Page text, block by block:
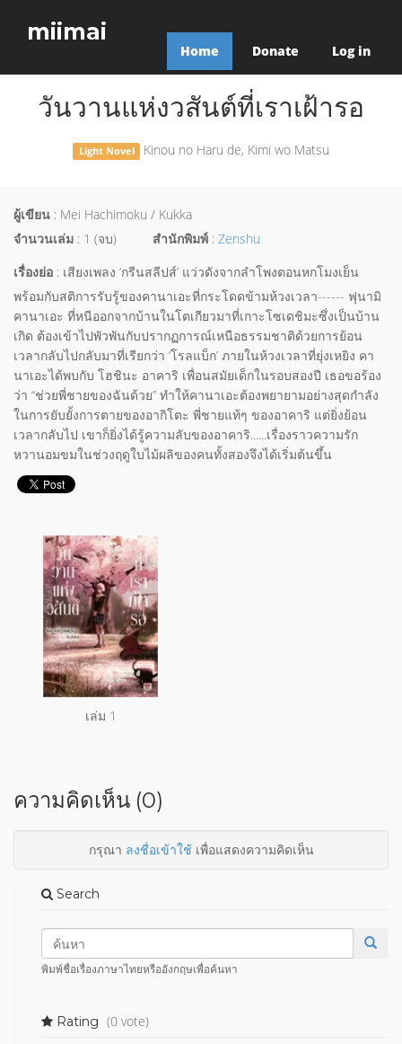
miimai
Home Donate Log in
วันวานแห่งวสันต์ที่เราเฝ้ารอ
Light Novel Kinou no Haru de, Kimi wo Matsu
ผู้เขียน : Mei Hachimoku / Kukka
จำนวนเล่ม : 1 (จบ) สำนักพิมพ์ : Zenshu
เรื่องย่อ : เสียงเพลง ‘กรีนสลีปส์’ แว่วดังจากลำโพงตอนหกโมงเย็น
พร้อมกับสติการรับรู้ของคานาเอะที่กระโดดข้ามห้วงเวลา------ ฟุนามิ
คานาเอะ ที่หนีออกจากบ้านในโตเกียวมาที่เกาะโซเดชิมะซึ่งเป็นบ้าน
เกิด ต้องเข้าไปพัวพันกับปรากฏการณ์เหนือธรรมชาติด้วยการย้อน
เวลากลับไปกลับมาที่เรียกว่า ‘โรลแบ็ก’ ภายในห้วงเวลาที่ยุ่งเหยิง คา
นาเอะได้พบกับ โฮชินะ อาคาริ เพื่อนสมัยเด็กในรอบสองปี เธอขอร้อง
ว่า “ช่วยพี่ชายของฉันด้วย” ทำให้คานาเอะต้องพยายามอย่างสุดกำลัง
ในการยับยั้งการตายของอากิโตะ พี่ชายแท้ๆ ของอาคาริ แต่ยิ่งย้อน
เวลากลับไป เขาก็ยิ่งได้รู้ความลับของอาคาริ......เรื่องราวความรัก
หวานอมขมในช่วงฤดูใบไม้ผลิของคนทั้งสองจึงได้เริ่มต้นขึ้น
เล่ม 1
ความคิดเห็น (0)
กรุณา ลงชื่อเข้าใช้เพื่อแสดงความคิดเห็น
Search
พิมพ์ชื่อเรื่องภาษาไทยหรืออังกฤษเพื่อค้นหา
Rating (0 vote)